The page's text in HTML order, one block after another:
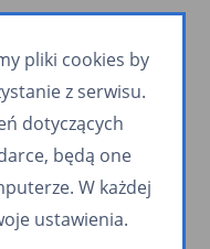
pliki cookies by
z serwisu.
dotyczących
będą one
W każdej
ustawienia.